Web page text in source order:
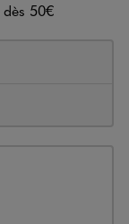
dès 50€